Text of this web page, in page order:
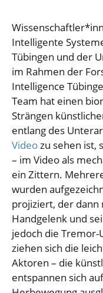
Intelligente
Tübingen und der
im Rahmen der
Intelligence
Team hat einen
Strängen
entlang des
Videozu sehen ist,
– im Video als
ein Zittern.
wurden
projiziert, der dann
Handgelenk und
jedoch die
ziehen sich die
Aktoren – die
entspannen sich